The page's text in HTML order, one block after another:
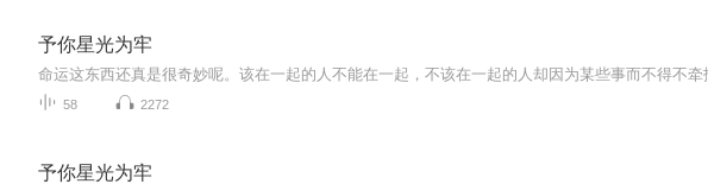
予你星光为牢
58 2272
予你星光为牢